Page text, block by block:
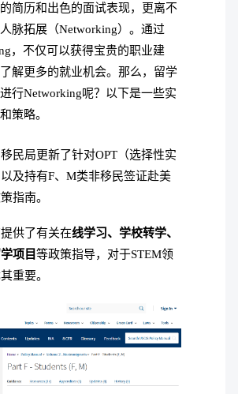
简历和出色的面试表现，更离不
脉拓展（Networking）。通过
，不仅可以获得宝贵的职业建
解更多的就业机会。那么，留学
行Networking呢？以下是一些实
策略。
民局更新了针对OPT（选择性实
及持有F、M类非移民签证赴美
指南。
供了有关在线学习、学校转学、
项目等政策指导，对于STEM领
重要。